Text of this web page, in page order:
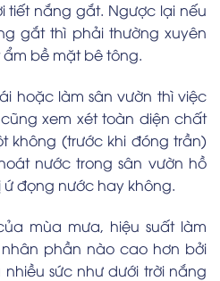
tiết nắng gắt. Ngược lại nếu
gắt thì phải thường xuyên
bề mặt bê tông.
hoặc làm sân vườn thì việc
xem xét toàn diện chất
không (trước khi đóng trần)
nước trong sân vườn hồ
đọng nước hay không.
mùa mưa, hiệu suất làm
phần nào cao hơn bởi
sức như dưới trời nắng